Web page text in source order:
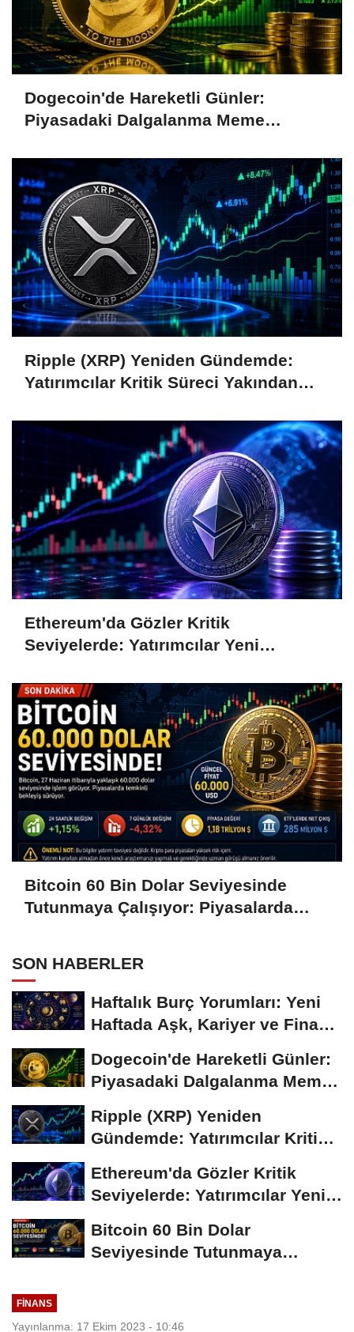
Dogecoin'de Hareketli Günler:
Piyasadaki Dalgalanma Meme
Ripple (XRP) Yeniden Gündemde:
Yatırımcılar Kritik Süreci Yakından
Ethereum'da Gözler Kritik
Seviyelerde: Yatırımcılar Yeni
Bitcoin 60 Bin Dolar Seviyesinde
Tutunmaya Çalışıyor: Piyasalarda
SON HABERLER
Haftalık Burç Yorumları: Yeni
Haftada Aşk, Kariyer ve Finans
Dogecoin'de Hareketli Günler:
Piyasadaki Dalgalanma Meme
Ripple (XRP) Yeniden
Gündemde: Yatırımcılar Kritik
Ethereum'da Gözler Kritik
Seviyelerde: Yatırımcılar Yeni
Bitcoin 60 Bin Dolar
Seviyesinde Tutunmaya
FINANS
Yayınlanma: 17 Ekim 2023 - 10:46